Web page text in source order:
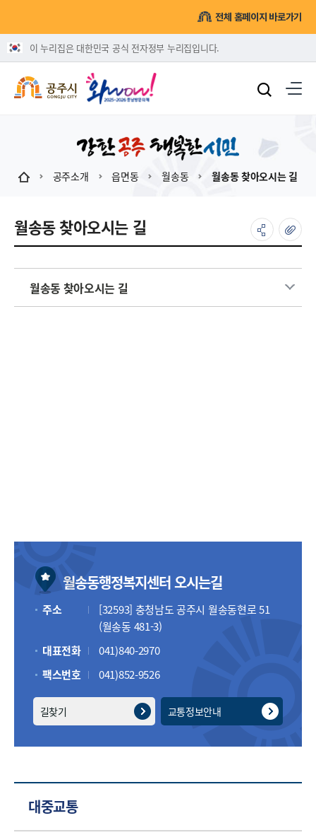
전체 홈페이지 바로가기
이 누리집은 대한민국 공식 전자정부 누리집입니다.
공주소개 읍면동 월송동 월송동 찾아오시는 길
월송동 찾아오시는 길
월송동 찾아오시는 길
월송동행정복지센터 오시는길
주소
[32593] 충청남도 공주시 월송동현로 51
(월송동 481-3)
대표전화
041)840-2970
팩스번호
041)852-9526
길찾기 교통정보안내
대중교통